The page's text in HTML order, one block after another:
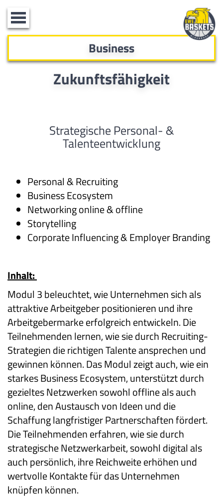
Toggle
navigation
Business
Zukunftsfähigkeit
Strategische Personal- &
Talenteentwicklung
Personal & Recruiting
Business Ecosystem
Networking online & offline
Storytelling
Corporate Influencing & Employer Branding
Inhalt:
Modul 3 beleuchtet, wie Unternehmen sich als
attraktive Arbeitgeber positionieren und ihre
Arbeitgebermarke erfolgreich entwickeln. Die
Teilnehmenden lernen, wie sie durch Recruiting-
Strategien die richtigen Talente ansprechen und
gewinnen können. Das Modul zeigt auch, wie ein
starkes Business Ecosystem, unterstützt durch
gezieltes Netzwerken sowohl offline als auch
online, den Austausch von Ideen und die
Schaffung langfristiger Partnerschaften fördert.
Die Teilnehmenden erfahren, wie sie durch
strategische Netzwerkarbeit, sowohl digital als
auch persönlich, ihre Reichweite erhöhen und
wertvolle Kontakte für das Unternehmen
knüpfen können.